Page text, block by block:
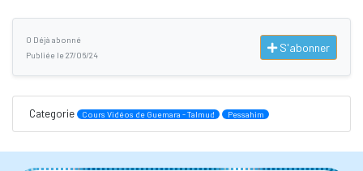
0 Déjà abonné
Publiée le 27/06/24
S'abonner
Categorie Cours Vidéos de Guemara - Talmud Pessahim